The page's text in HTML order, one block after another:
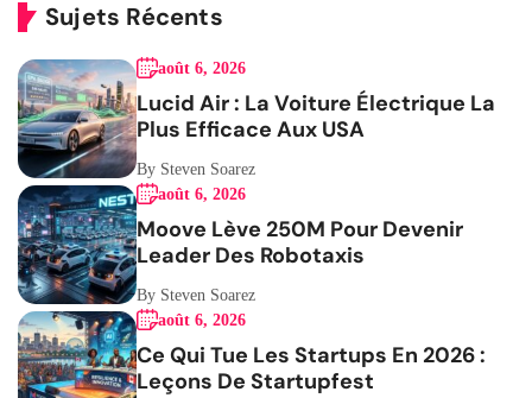
Sujets Récents
août 6, 2026
Lucid Air : La Voiture Électrique La
Plus Efficace Aux USA
By Steven Soarez
août 6, 2026
Moove Lève 250M Pour Devenir
Leader Des Robotaxis
By Steven Soarez
août 6, 2026
Ce Qui Tue Les Startups En 2026 :
Leçons De Startupfest